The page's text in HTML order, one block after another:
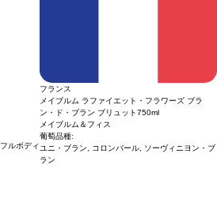
フルボディ
フランス
メイブルム ラファイエット・フラワーズ ブラ
ン・ド・ブラン ブリュット750ml
メイブルム＆フィス
葡萄品種:
ユニ・ブラン, コロンバール, ソーヴィニヨン・ブ
ラン